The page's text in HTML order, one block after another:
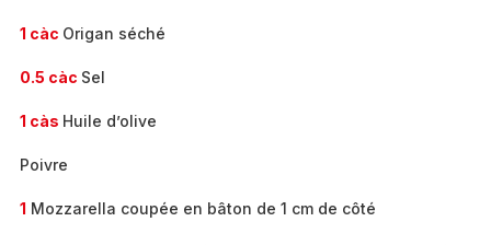
1 càc Origan séché
0.5 càc Sel
1 càs Huile d’olive
Poivre
1 Mozzarella coupée en bâton de 1 cm de côté